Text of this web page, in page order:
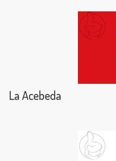
La Acebeda